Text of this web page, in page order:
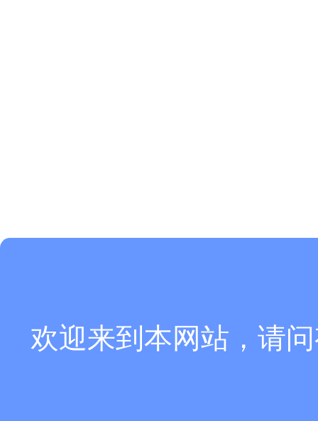
欢迎来到本网站，请